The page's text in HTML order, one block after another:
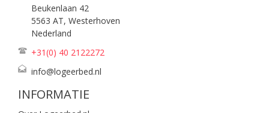
Beukenlaan 42
5563 AT, Westerhoven
Nederland
+31(0) 40 2122272
info@logeerbed.nl
INFORMATIE